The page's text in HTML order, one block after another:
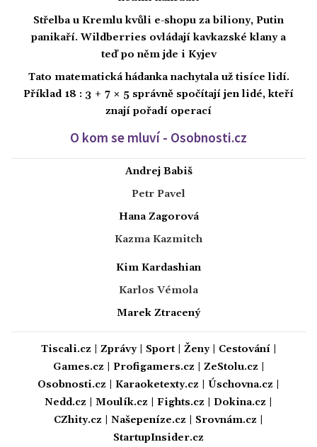
Střelba u Kremlu kvůli e-shopu za biliony, Putin
panikaří. Wildberries ovládají kavkazské klany a
teď po něm jde i Kyjev
Tato matematická hádanka nachytala už tisíce lidí.
Příklad 18 : 3 + 7 × 5 správně spočítají jen lidé, kteří
znají pořadí operací
O kom se mluví - Osobnosti.cz
Andrej Babiš
Petr Pavel
Hana Zagorová
Kazma Kazmitch
Kim Kardashian
Karlos Vémola
Marek Ztracený
Tiscali.cz Zprávy| Sport| Ženy| Cestování|
Games.cz
Profigamers.cz ZeStolu.cz
Osobnosti.cz
Karaoketexty.cz Úschovna.cz
Nedd.cz
Moulík.cz Fights.cz Dokina.cz
CZhity.cz
Našepeníze.cz Srovnám.cz
StartupInsider.cz